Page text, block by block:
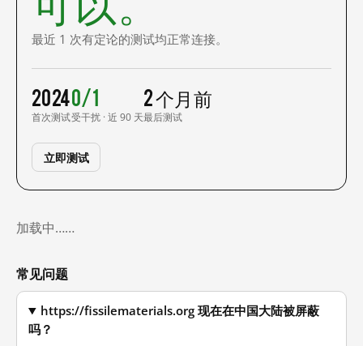
最近 1 次有定论的测试均正常连接。
2024
首次测试
0/1
受干扰 · 近 90 天
2 个月前
最后测试
立即测试
加载中……
常见问题
https://fissilematerials.org 现在在中国大陆被屏蔽
吗？